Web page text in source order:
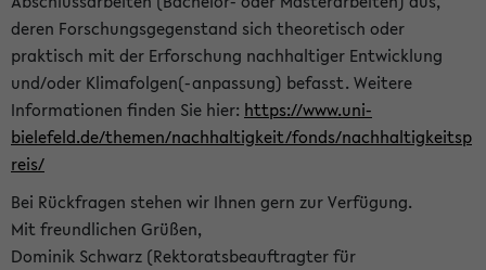
deren Forschungsgegenstand sich theoretisch oder
praktisch mit der Erforschung nachhaltiger Entwicklung
und/oder Klimafolgen(-anpassung) befasst. Weitere
Informationen finden Sie hier: https://www.uni-
bielefeld.de/themen/nachhaltigkeit/fonds/nachhaltigkeitsp
reis/
Bei Rückfragen stehen wir Ihnen gern zur Verfügung.
Mit freundlichen Grüßen,
Dominik Schwarz (Rektoratsbeauftragter für